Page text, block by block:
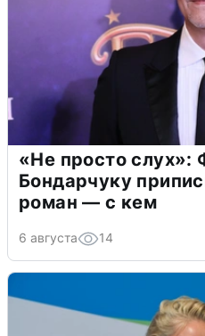
«Не просто слух»:
Бондарчуку
роман — с кем
6 августа 14